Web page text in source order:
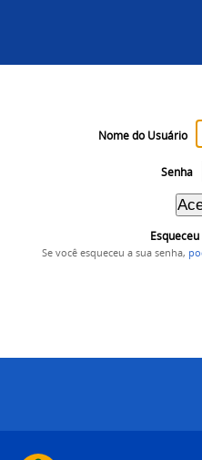
Nome do Usuário
Senha
Se você esqueceu a sua senha,